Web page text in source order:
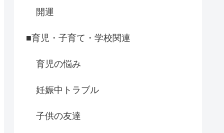
開運
■育児・子育て・学校関連
育児の悩み
妊娠中トラブル
子供の友達